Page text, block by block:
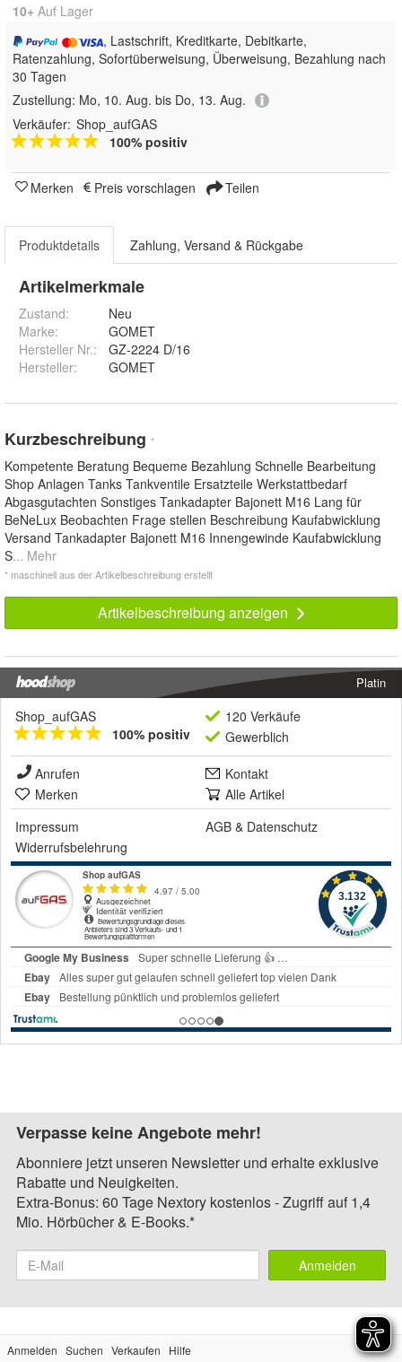
10+ Auf Lager
, Lastschrift, Kreditkarte, Debitkarte,
Ratenzahlung, Sofortüberweisung, Überweisung, Bezahlung nach
30 Tagen
Zustellung: Mo, 10. Aug. bis Do, 13. Aug.
Verkäufer: Shop_aufGAS
100% positiv
Merken Preis vorschlagen Teilen
Produktdetails Zahlung, Versand & Rückgabe
Artikelmerkmale
Zustand:
Neu
Marke:
GOMET
Hersteller Nr.:
GZ-2224 D/16
Hersteller: GOMET
Kurzbeschreibung *
Kompetente Beratung Bequeme Bezahlung Schnelle Bearbeitung
Shop Anlagen Tanks Tankventile Ersatzteile Werkstattbedarf
Abgasgutachten Sonstiges Tankadapter Bajonett M16 Lang für
BeNeLux Beobachten Frage stellen Beschreibung Kaufabwicklung
Versand Tankadapter Bajonett M16 Innengewinde Kaufabwicklung
S... Mehr
* maschinell aus der Artikelbeschreibung erstellt
Artikelbeschreibung anzeigen
Platin
Shop_aufGAS
100% positiv
120 Verkäufe
Gewerblich
Anrufen
Kontakt
Merken
Alle Artikel
Impressum
AGB & Datenschutz
Widerrufsbelehrung
Verpasse keine Angebote mehr!
Abonniere jetzt unseren Newsletter und erhalte exklusive
Rabatte und Neuigkeiten.
Extra-Bonus: 60 Tage Nextory kostenlos - Zugriff auf 1,4
Mio. Hörbücher & E-Books.*
Anmelden
Anmelden Suchen Verkaufen
Hilfe